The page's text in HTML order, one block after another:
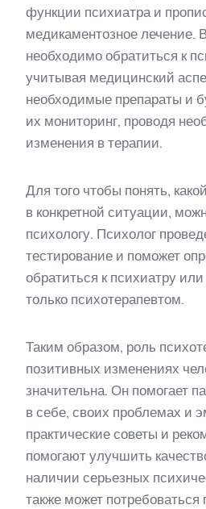
функции психиатра и
медикаментозное лечение.
необходимо обратиться к
учитывая медицинский
необходимые препараты и
их мониторинг, проводя
изменения в терапии.
Для того чтобы понять,
в конкретной ситуации,
психологу. Психолог
тестирование и поможет
обратиться к психиатру
только психотерапевтом.
Таким образом, роль
позитивных изменениях
значительна. Он помогает
в себе, своих проблемах и
практические советы и
помогают улучшить
наличии серьезных
также может